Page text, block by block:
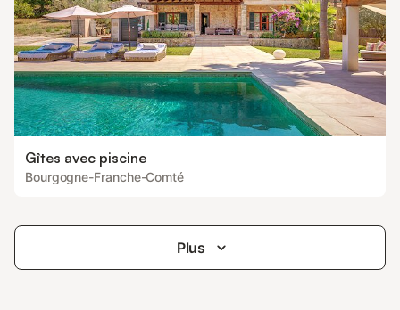
Gîtes avec piscine
Bourgogne-Franche-Comté
Plus